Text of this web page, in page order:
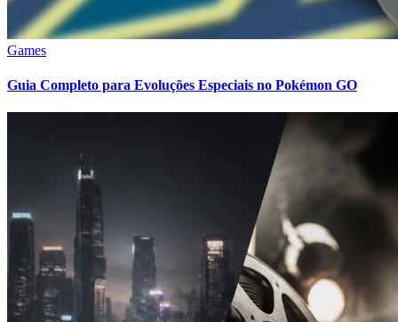
Games
Guia Completo para Evoluções Especiais no Pokémon GO